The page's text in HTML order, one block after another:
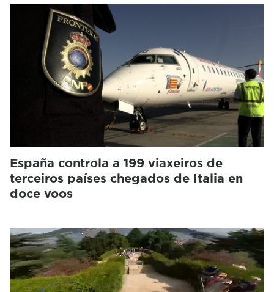
España controla a 199 viaxeiros de
terceiros países chegados de Italia en
doce voos